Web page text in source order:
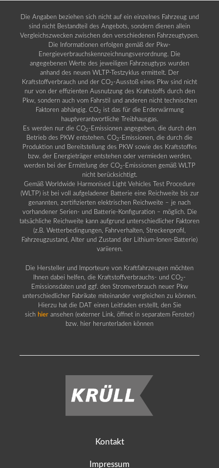
Die Angaben beziehen sich nicht auf ein einzelnes Fahrzeug und
sind nicht Bestandteil des Angebots, sondern dienen allein
Vergleichszwecken zwischen den verschiedenen Fahrzeugtypen.
Die Informationen erfolgen gemäß der Pkw-
Energieverbrauchskennzeichnungsverordnung. Die
angegebenen Werte des jeweiligen Fahrzeugtyps wurden
anhand des neuen WLTP-Testzyklus ermittelt. Der
Kraftstoffverbrauch und der CO2 -Ausstoß eines Pkw sind nicht
nur von der effizienten Ausnutzung des Kraftstoffs durch den
Pkw, sondern auch vom Fahrstil und anderen nicht technischen
Faktoren abhängig. CO2 ist das für die Erderwärmung
hauptverantwortliche Treibhausgas.
Es werden nur die CO2 -Emissionen angegeben, die durch den
Betrieb des PKW entstehen. CO2 -Emissionen, die durch die
Produktion und Bereitstellung des PKW sowie des Kraftstoffes
bzw. der Energieträger entstehen oder vermieden werden,
werden bei der Ermittlung der CO2 -Emissionen gemäß WLTP
nicht berücksichtigt.
Gemäß Worldwide Harmonised Light Vehicles Test Procedure
(WLTP) ist bei voll aufgeladener Batterie eine Reichweite bis zur
genannten, zertifizierten elektrischen Reichweite – je nach
vorhandener Serien- und Batterie-Konfiguration – möglich. Die
tatsächliche Reichweite kann aufgrund unterschiedlicher Faktoren
(z.B. Wetterbedingungen, Fahrverhalten, Streckenprofil,
Fahrzeugzustand, Alter und Zustand der Lithium-Ionen-Batterie)
variieren.
Die Hersteller und Importeure von Kraftfahrzeugen möchten
Ihnen dabei helfen, die Kraftstoffverbrauchs- und CO2 -
Emissionsdaten und ggf. den Stromverbrauch neuer Pkw
unterschiedlicher Fabrikate miteinander vergleichen zu können.
Hierzu hat die DAT einen Leitfaden erstellt, den Sie
sich hier ansehen (externer Link, öffnet in separatem Fenster)
bzw. hier herunterladen können
Kontakt
Impressum